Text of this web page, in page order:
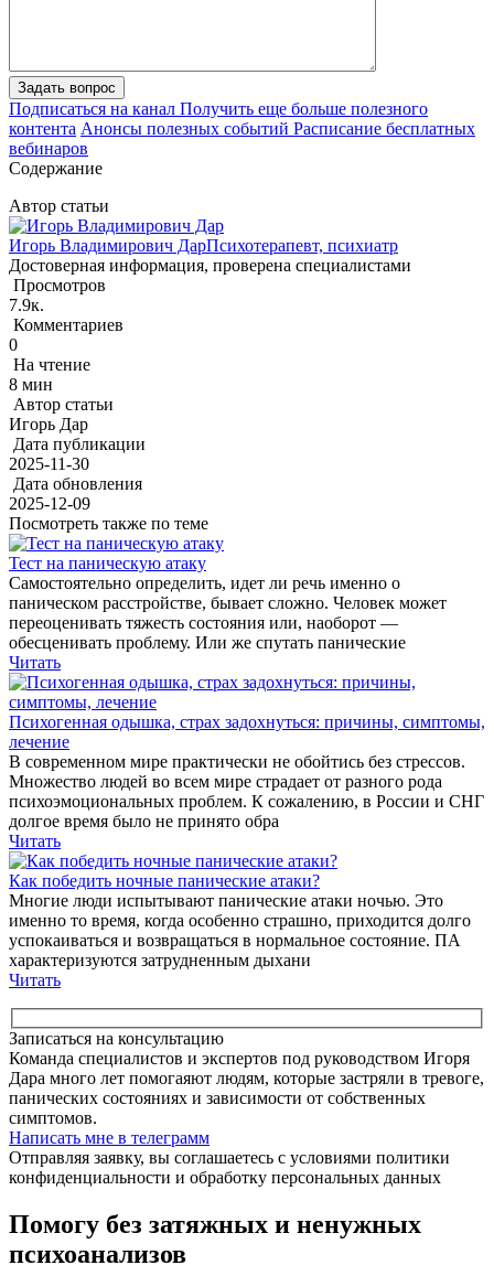
Задать вопрос
Подписаться на канал Получить еще больше полезного
контента Анонсы полезных событий Расписание бесплатных
вебинаров
Содержание
Автор статьи
Игорь Владимирович ДарПсихотерапевт, психиатр
Достоверная информация, проверена специалистами
Просмотров
7.9к.
Комментариев
0
На чтение
8 мин
Автор статьи
Игорь Дар
Дата публикации
2025-11-30
Дата обновления
2025-12-09
Посмотреть также по теме
Тест на паническую атаку
Самостоятельно определить, идет ли речь именно о
паническом расстройстве, бывает сложно. Человек может
переоценивать тяжесть состояния или, наоборот —
обесценивать проблему. Или же спутать панические
Читать
Психогенная одышка, страх задохнуться: причины, симптомы,
лечение
В современном мире практически не обойтись без стрессов.
Множество людей во всем мире страдает от разного рода
психоэмоциональных проблем. К сожалению, в России и СНГ
долгое время было не принято обра
Читать
Как победить ночные панические атаки?
Многие люди испытывают панические атаки ночью. Это
именно то время, когда особенно страшно, приходится долго
успокаиваться и возвращаться в нормальное состояние. ПА
характеризуются затрудненным дыхани
Читать
Записаться на консультацию
Команда специалистов и экспертов под руководством Игоря
Дара много лет помогаяют людям, которые застряли в тревоге,
панических состояниях и зависимости от собственных
симптомов.
Написать мне в телеграмм
Отправляя заявку, вы соглашаетесь с условиями политики
конфиденциальности и обработку персональных данных
Помогу без затяжных и ненужных
психоанализов